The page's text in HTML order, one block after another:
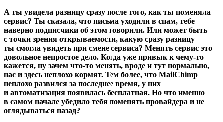
А ты увидела разницу сразу после того, как ты поменяла
сервис? Ты сказала, что письма уходили в спам, тебе
наверно подписчики об этом говорили. Или может быть
с точки зрения открываемости, какую сразу разницу
ты смогла увидеть при смене сервиса? Менять сервис это
довольное непростое дело. Когда уже привык к чему-то
кажется, ну зачем что-то менять, вроде и тут нормально,
нас и здесь неплохо кормят. Тем более, что MailChimp
неплохо развился за последнее время, у них
и автоматизация появилась бесплатная. Но что именно
в самом начале убедило тебя поменять провайдера и не
оглядываться назад?